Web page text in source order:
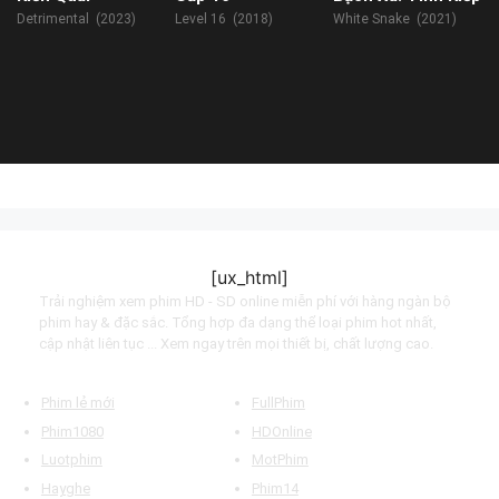
Detrimental (2023) Level 16 (2018) White Snake (2021)